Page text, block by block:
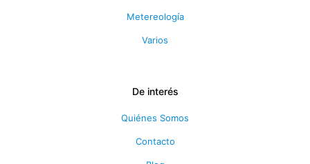
Metereología
Varios
De interés
Quiénes Somos
Contacto